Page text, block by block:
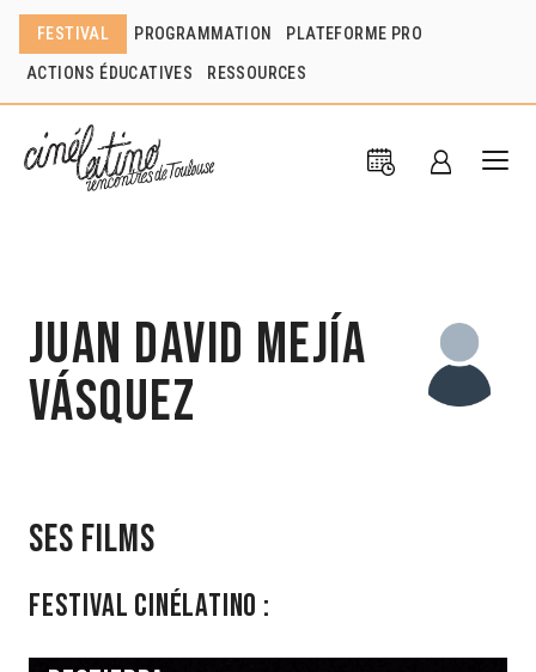
FESTIVAL PROGRAMMATION PLATEFORME PRO
ACTIONS ÉDUCATIVES RESSOURCES
Juan David Mejía
Vásquez
Ses films
Festival Cinélatino :